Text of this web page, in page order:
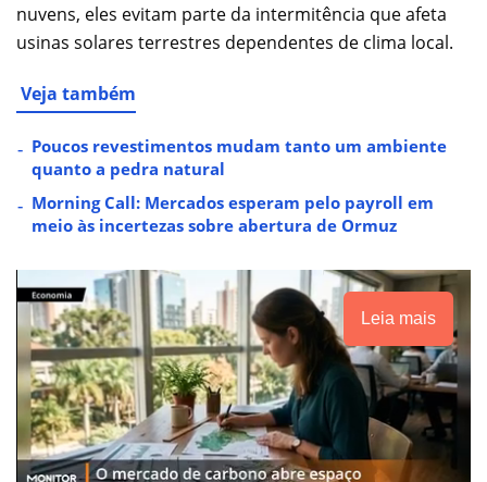
nuvens, eles evitam parte da intermitência que afeta
usinas solares terrestres dependentes de clima local.
Veja também
Poucos revestimentos mudam tanto um ambiente
quanto a pedra natural
Morning Call: Mercados esperam pelo payroll em
meio às incertezas sobre abertura de Ormuz
Leia mais